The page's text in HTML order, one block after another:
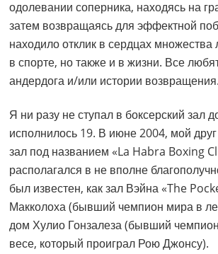
одолевании соперника, находясь на
затем возвращаясь для эффектной
находило отклик в сердцах множества
в спорте, но также и в жизни. Все
андердога и/или истории возвращения.
Я ни разу не ступал в боксерский зал
исполнилось 19. В июне 2004, мой
зал под названием «La Habra Boxing
располагался в не вполне
был известен, как зал Вэйна «The
Макколоха (бывший чемпион мира в
дом Хулио Гонзалеза (бывший
весе, который проиграл Рою Джонсу).